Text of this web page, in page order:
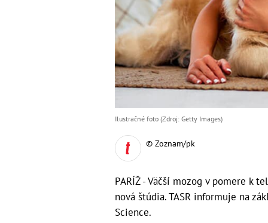
Ilustračné foto (Zdroj: Getty Images)
© Zoznam/pk
PARÍŽ - Väčší mozog v pomere k
nová štúdia. TASR informuje na
Science.